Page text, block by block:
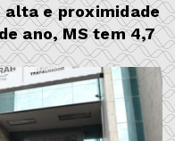
alta e proximidade
ano, MS tem 4,7